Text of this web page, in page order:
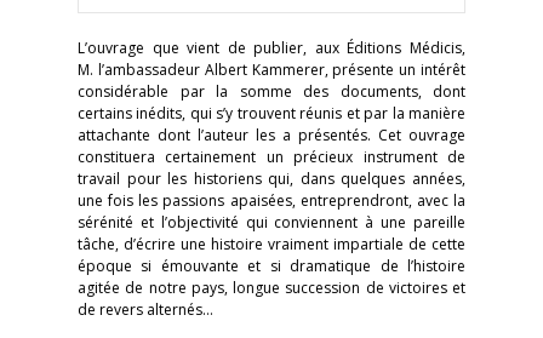
L’ouvrage que vient de publier, aux Éditions Médicis,
M. l’ambassadeur Albert Kammerer, présente un intérêt
considérable par la somme des documents, dont
certains inédits, qui s’y trouvent réunis et par la manière
attachante dont l’auteur les a présentés. Cet ouvrage
constituera certainement un précieux instrument de
travail pour les historiens qui, dans quelques années,
une fois les passions apaisées, entreprendront, avec la
sérénité et l’objectivité qui conviennent à une pareille
tâche, d’écrire une histoire vraiment impartiale de cette
époque si émouvante et si dramatique de l’histoire
agitée de notre pays, longue succession de victoires et
de revers alternés…